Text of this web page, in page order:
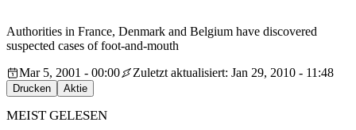
Authorities in France, Denmark and Belgium have discovered
suspected cases of foot-and-mouth
Mar 5, 2001 - 00:00
Zuletzt aktualisiert: Jan 29, 2010 - 11:48
Drucken Aktie
MEIST GELESEN